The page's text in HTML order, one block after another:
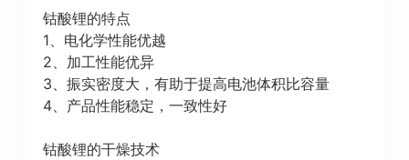
钴酸锂的特点
1、电化学性能优越
2、加工性能优异
3、振实密度大，有助于提高电池体积比容量
4、产品性能稳定，一致性好
钴酸锂的干燥技术